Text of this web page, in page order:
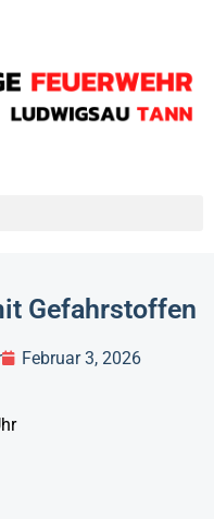
Gefahrstoffen
Februar 3, 2026